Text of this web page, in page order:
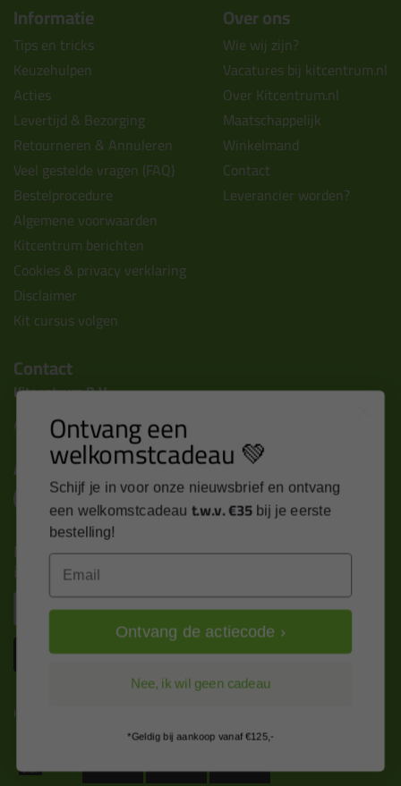
Informatie
Tips en tricks
Keuzehulpen
Acties
Levertijd & Bezorging
Retourneren & Annuleren
Veel gestelde vragen (FAQ)
Bestelprocedure
Algemene voorwaarden
Kitcentrum berichten
Cookies & privacy verklaring
Disclaimer
Kit cursus volgen
Over ons
Wie wij zijn?
Vacatures bij kitcentrum.nl
Over Kitcentrum.nl
Maatschappelijk
Winkelmand
Contact
Leverancier worden?
Contact
Kitcentrum B.V.
Alle contactgegevens >
Altijd op de hoogte blijven?
Nieuws, tips en exclusieve deals rechtstreeks in je
inbox
Inschrijven
Kitcentrum is trots op:
Ontvang een
welkomstcadeau 💚
Schijf je in voor onze nieuwsbrief en ontvang
een welkomstcadeau t.w.v. €35 bij je eerste
bestelling!
Ontvang de actiecode ›
Nee, ik wil geen cadeau
*Geldig bij aankoop vanaf €125,-